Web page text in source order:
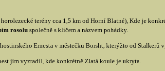
terény cca 1,5 km od Horní Blatné), Kde je
rosoluspolečně s klíčem a názvem pohádky.
Ernesta v městečku Borsht, kterýžto od Stalkerů
jim vyzradil, kde konkrétně Zlatá koule je ukryta.